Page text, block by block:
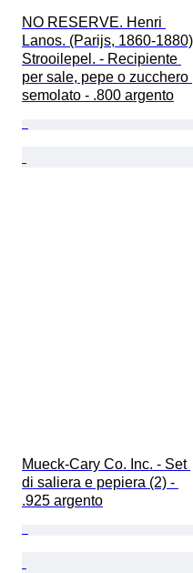
NO RESERVE. Henri
Lanos. (Parijs, 1860-1880)
Strooilepel. - Recipiente
per sale, pepe o zucchero
semolato - .800 argento
Mueck-Cary Co. Inc. - Set
di saliera e pepiera (2) -
.925 argento